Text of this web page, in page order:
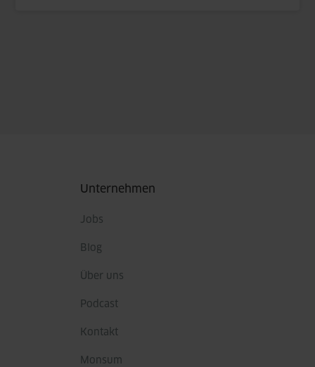
Unternehmen
Jobs
Blog
Über uns
Podcast
Kontakt
Monsum